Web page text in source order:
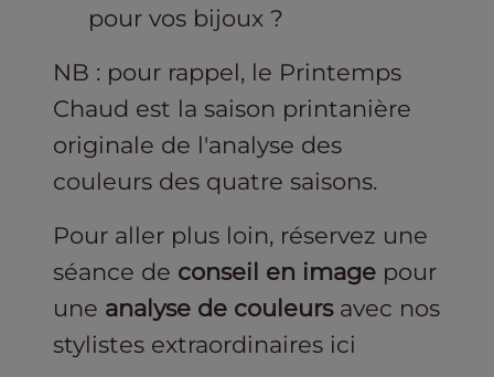
pour vos bijoux ?
NB : pour rappel, le Printemps
Chaud est la saison printanière
originale de l'analyse des
couleurs des quatre saisons.
Pour aller plus loin, réservez une
séance de conseil en image pour
une analyse de couleursavec nos
stylistes extraordinaires ici